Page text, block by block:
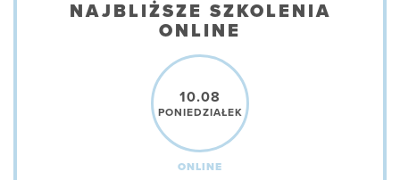
NAJBLIŻSZE SZKOLENIA
ONLINE
10.08
PONIEDZIAŁEK
ONLINE